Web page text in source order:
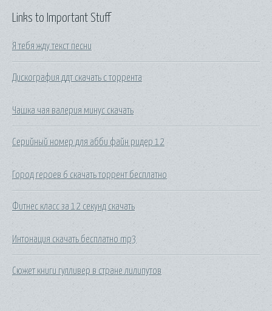
Links to Important Stuff
Я тебя жду текст песни
Дискография ддт скачать с торрента
Чашка чая валерия минус скачать
Серийный номер для абби файн ридер 12
Город героев 6 скачать торрент бесплатно
Фитнес класс за 12 секунд скачать
Интонация скачать бесплатно mp3
Сюжет книги гулливер в стране лилипутов